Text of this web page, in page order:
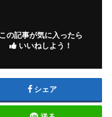
この記事が気に入ったら
いいねしよう！
シェア